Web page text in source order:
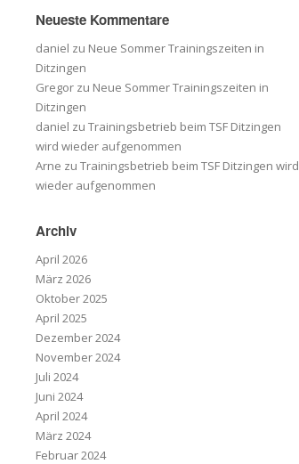
Neueste Kommentare
daniel zu Neue Sommer Trainingszeiten in
Ditzingen
Gregor zu Neue Sommer Trainingszeiten in
Ditzingen
daniel zu Trainingsbetrieb beim TSF Ditzingen
wird wieder aufgenommen
Arne zu Trainingsbetrieb beim TSF Ditzingen wird
wieder aufgenommen
Archiv
April 2026
März 2026
Oktober 2025
April 2025
Dezember 2024
November 2024
Juli 2024
Juni 2024
April 2024
März 2024
Februar 2024